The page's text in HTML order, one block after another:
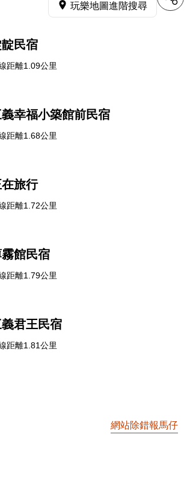
玩樂地圖進階搜尋
民宿
距離1.09公里
幸福小築館前民宿
距離1.68公里
旅行
距離1.72公里
館民宿
距離1.79公里
君王民宿
距離1.81公里
網站除錯報馬仔